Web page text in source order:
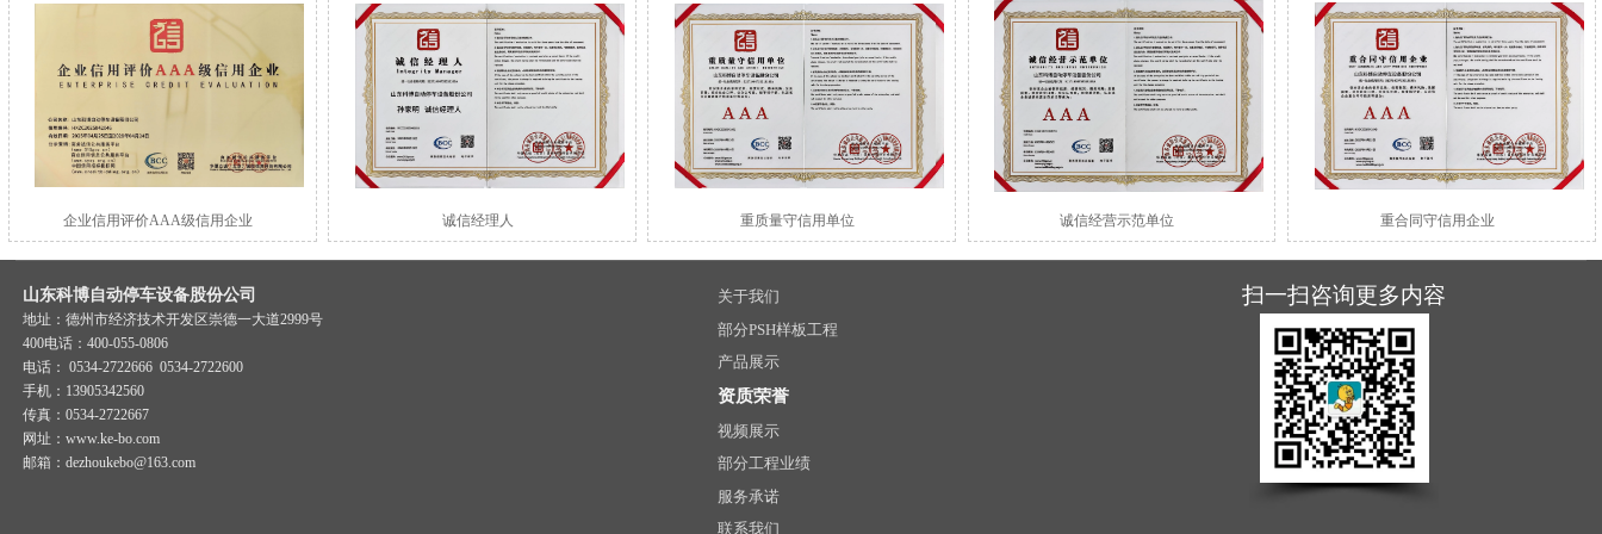
企业信用评价AAA级信用企业 诚信经理人 重质量守信用单位 诚信经营示范单位 重合同守信用企业
山东科博自动停车设备股份公司
地址：德州市经济技术开发区崇德一大道2999号
400电话：400-055-0806
电话： 0534-2722666 0534-2722600
手机：13905342560
传真：0534-2722667
网址： www.ke-bo.com
邮箱： dezhoukebo@163.com
关于我们
部分PSH样板工程
产品展示
资质荣誉
视频展示
部分工程业绩
服务承诺
联系我们
扫一扫咨询更多内容